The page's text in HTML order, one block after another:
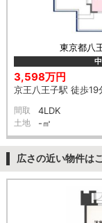
東京都八
3,598万円
京王八王子駅 徒歩19
間取 4LDK
土地 -㎡
広さの近い物件は